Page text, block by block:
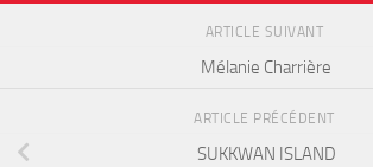
ARTICLE SUIVANT
Mélanie Charrière
ARTICLE PRÉCÉDENT
SUKKWAN ISLAND